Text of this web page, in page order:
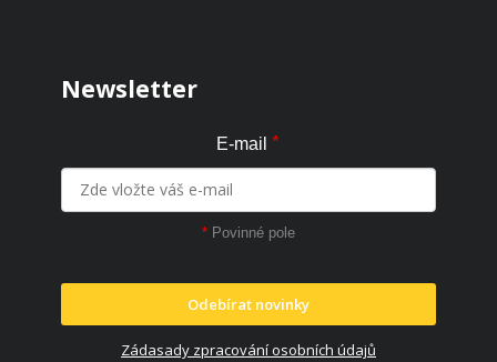
Newsletter
E-mail *
* Povinné pole
Odebírat novinky
Zádasady zpracování osobních údajů